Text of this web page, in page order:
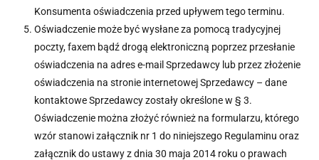
Konsumenta oświadczenia przed upływem tego terminu.
Oświadczenie może być wysłane za pomocą tradycyjnej
poczty, faxem bądź drogą elektroniczną poprzez przesłanie
oświadczenia na adres e-mail Sprzedawcy lub przez złożenie
oświadczenia na stronie internetowej Sprzedawcy – dane
kontaktowe Sprzedawcy zostały określone w § 3.
Oświadczenie można złożyć również na formularzu, którego
wzór stanowi załącznik nr 1 do niniejszego Regulaminu oraz
załącznik do ustawy z dnia 30 maja 2014 roku o prawach